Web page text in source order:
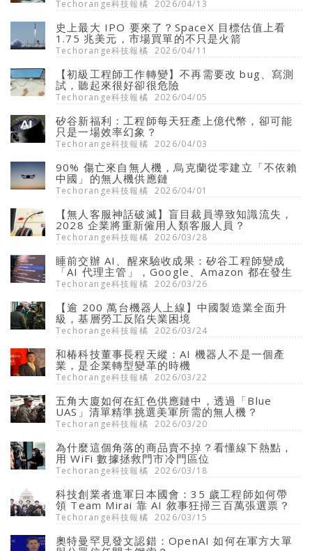
Techorange科技報橘 2026/04/13
史上最大 IPO 要來了？SpaceX 目標估值上看
1.75 兆美元，市場買單的不只是火箭
Techorange科技報橘 2026/04/11
【初級工程師工作轉變】不再需要改 bug、寫測
試，聽起來很好卻很危險
Techorange科技報橘 2026/04/05
矽谷新福利：工程師每天狂產上億代幣，卻可能
只是一場效率幻象？
Techorange科技報橘 2026/04/03
90% 傷亡來自無人機，烏克蘭從零建立「不依賴
中國」的無人機供應鏈
Techorange科技報橘 2026/04/01
【無人客服神話破滅】盲目裁員導致知識流失，
2028 企業將重新僱用人類客服人員？
Techorange科技報橘 2026/03/28
睡前交辦 AI、醒來驗收成果：矽谷工程師變成
「AI 代理主管」，Google、Amazon 都在發生
Techorange科技報橘 2026/03/26
【逾 200 萬台機器人上線】中國製造業全面升
級，基層勞工反陷失業困境
Techorange科技報橘 2026/03/24
和椿科技董事長程天縱：AI 機器人不是一個產
業，是企業轉型變革的時機
Techorange科技報橘 2026/03/22
五角大廈如何在紅色供應鏈中，透過「Blue
UAS」清單精準挑選美軍所需的無人機？
Techorange科技報橘 2026/03/20
為什麼這個角落的商品賣不掉？看懂線下熱點，
用 WiFi 數據拯救門市冷門區位
Techorange科技報橘 2026/03/18
科技創業者進軍日本國會：35 歲工程師如何帶
領 Team Mirai 靠 AI 敘事狂掃三百萬張選票？
Techorange科技報橘 2026/03/15
奧特曼罕見發文認錯：OpenAI 如何在軍方大單